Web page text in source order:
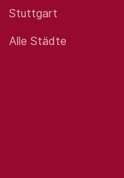
Stuttgart
Alle Städte